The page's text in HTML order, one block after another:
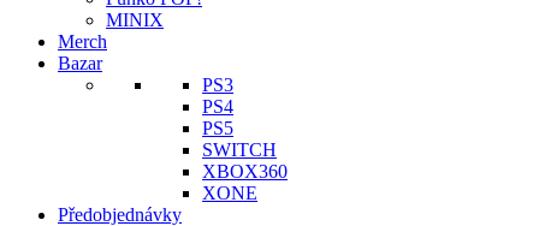
MINIX
Merch
Bazar
PS3
PS4
PS5
SWITCH
XBOX360
XONE
Předobjednávky